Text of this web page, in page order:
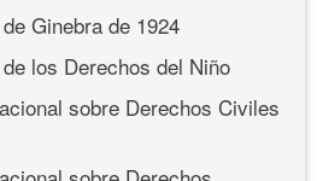
Ginebra de 1924
los Derechos del Niño
sobre Derechos Civiles